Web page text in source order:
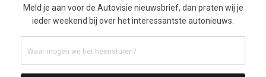
Meld je aan voor de Autovisie nieuwsbrief, dan praten wij je
ieder weekend bij over het interessantste autonieuws.